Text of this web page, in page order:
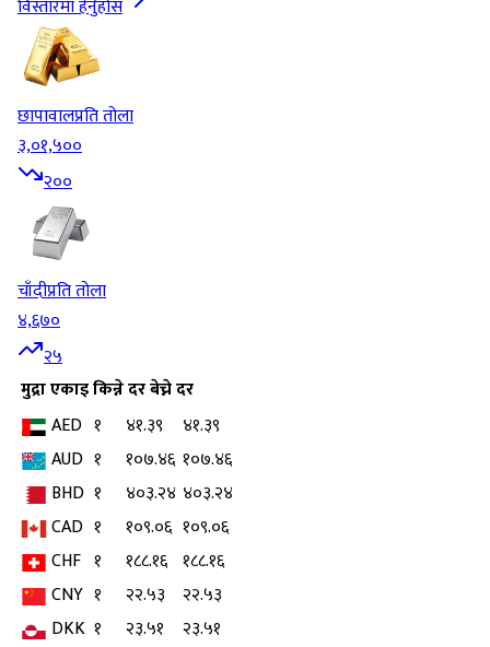
विस्तारमा हेर्नुहोस
छापावालप्रति तोला
३,०१,५००
२००
चाँदीप्रति तोला
४,६७०
२५
मुद्राएकाइकिन्ने दरबेच्ने दर
AED १ ४१.३९
४१.३९
AUD १ १०७.४६ १०७.४६
BHD १ ४०३.२४ ४०३.२४
CAD १ १०९.०६ १०९.०६
CHF १ १८८.१६ १८८.१६
CNY १ २२.५३
२२.५३
DKK १ २३.५१
२३.५१